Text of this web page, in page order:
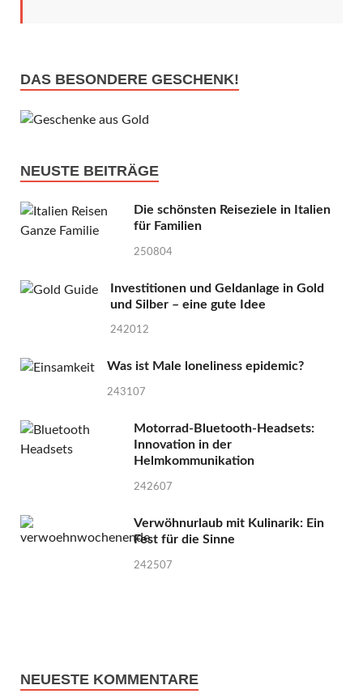
DAS BESONDERE GESCHENK!
NEUSTE BEITRÄGE
Die schönsten Reiseziele in Italien
für Familien
250804
Investitionen und Geldanlage in Gold
und Silber – eine gute Idee
242012
Was ist Male loneliness epidemic?
243107
Motorrad-Bluetooth-Headsets:
Innovation in der
Helmkommunikation
242607
Verwöhnurlaub mit Kulinarik: Ein
Fest für die Sinne
242507
NEUESTE KOMMENTARE